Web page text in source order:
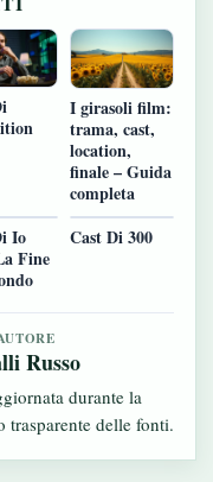
I girasoli film:
trama, cast,
location,
finale – Guida
completa
Io
Fine
Cast Di 300
Russo
durante la
trasparente delle fonti.